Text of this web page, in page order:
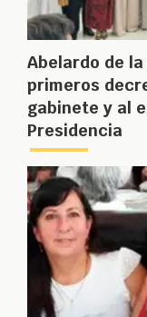
Abelardo de
primeros
gabinete y al
Presidencia